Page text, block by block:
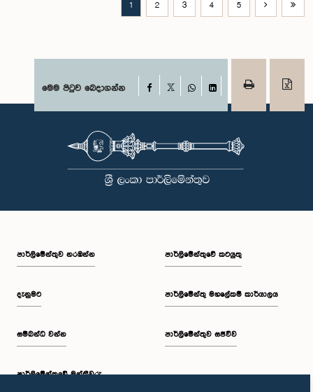
1 2 3 4 5
මෙම පිටුව බෙදාගන්න Facebook
WhatsAppLinkedIn
පාර්ලි‌මේන්තුව නරඹන්න
දැනුමට
සම්බන්ධ වන්න
පාර්ලි‌මේන්තුවේ මන්ත්‍රීවරු
පාර්ලිමේන්තුවේ කටයුතු
පාර්ලිමේන්තු මහලේකම් කාර්යාලය
පාර්ලිමේන්තුව සජීවීව